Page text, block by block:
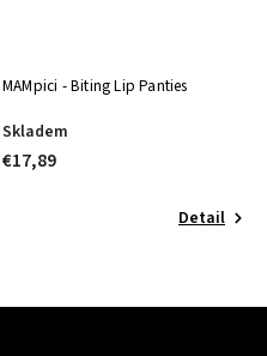
MAMpici - Biting Lip Panties
Skladem
€17,89
Detail